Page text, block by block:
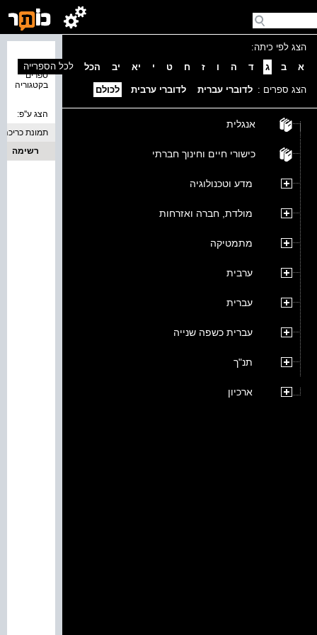
הצג לפי כיתה:
א
ב ג ד ה ו ז ח ט י יא יב הכל
הצג ספרים : לדוברי עברית לדוברי ערבית לכולם
אנגלית
כישורי חיים וחינוך חברתי
מדע וטכנולוגיה
מולדת, חברה ואזרחות
מתמטיקה
ערבית
עברית
עברית כשפה שנייה
תנ"ך
ארכיון
ספרים
בקטגוריה
לכל הספרייה
הצג ע''פ:
תמונת כריכה
רשימה